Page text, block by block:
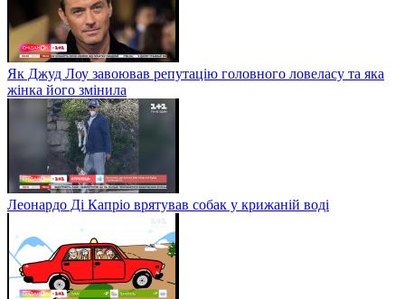
Як Джуд Лоу завоював репутацію головного ловеласу та яка
жінка його змінила
Леонардо Ді Капріо врятував собак у крижаній воді